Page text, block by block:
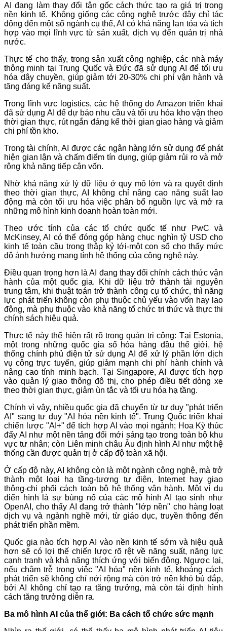
AI đang làm thay đổi tận gốc cách thức tạo ra giá trị trong
nền kinh tế. Không giống các công nghệ trước đây chỉ tác
động đến một số ngành cụ thể, AI có khả năng lan tỏa và tích
hợp vào mọi lĩnh vực từ sản xuất, dịch vụ đến quản trị nhà
nước.
Thực tế cho thấy, trong sản xuất công nghiệp, các nhà máy
thông minh tại Trung Quốc và Đức đã sử dụng AI để tối ưu
hóa dây chuyền, giúp giảm tới 20-30% chi phí vận hành và
tăng đáng kể năng suất.
Trong lĩnh vực logistics, các hệ thống do Amazon triển khai
đã sử dụng AI để dự báo nhu cầu và tối ưu hóa kho vận theo
thời gian thực, rút ngắn đáng kể thời gian giao hàng và giảm
chi phí tồn kho.
Trong tài chính, AI được các ngân hàng lớn sử dụng để phát
hiện gian lận và chấm điểm tín dụng, giúp giảm rủi ro và mở
rộng khả năng tiếp cận vốn.
Nhờ khả năng xử lý dữ liệu ở quy mô lớn và ra quyết định
theo thời gian thực, AI không chỉ nâng cao năng suất lao
động mà còn tối ưu hóa việc phân bổ nguồn lực và mở ra
những mô hình kinh doanh hoàn toàn mới.
Theo ước tính của các tổ chức quốc tế như PwC và
McKinsey, AI có thể đóng góp hàng chục nghìn tỷ USD cho
kinh tế toàn cầu trong thập kỷ tới-một con số cho thấy mức
độ ảnh hưởng mang tính hệ thống của công nghệ này.
Điều quan trọng hơn là AI đang thay đổi chính cách thức vận
hành của một quốc gia. Khi dữ liệu trở thành tài nguyên
trung tâm, khi thuật toán trở thành công cụ tổ chức, thì năng
lực phát triển không còn phụ thuộc chủ yếu vào vốn hay lao
động, mà phụ thuộc vào khả năng tổ chức tri thức và thực thi
chính sách hiệu quả.
Thực tế này thể hiện rất rõ trong quản trị công: Tại Estonia,
một trong những quốc gia số hóa hàng đầu thế giới, hệ
thống chính phủ điện tử sử dụng AI để xử lý phần lớn dịch
vụ công trực tuyến, giúp giảm mạnh chi phí hành chính và
nâng cao tính minh bạch. Tại Singapore, AI được tích hợp
vào quản lý giao thông đô thị, cho phép điều tiết dòng xe
theo thời gian thực, giảm ùn tắc và tối ưu hóa hạ tầng.
Chính vì vậy, nhiều quốc gia đã chuyển từ tư duy "phát triển
AI" sang tư duy "AI hóa nền kinh tế". Trung Quốc triển khai
chiến lược "AI+" để tích hợp AI vào mọi ngành; Hoa Kỳ thúc
đẩy AI như một nền tảng đổi mới sáng tạo trong toàn bộ khu
vực tư nhân; còn Liên minh châu Âu định hình AI như một hệ
thống cần được quản trị ở cấp độ toàn xã hội.
Ở cấp độ này, AI không còn là một ngành công nghệ, mà trở
thành một loại hạ tầng-tương tự điện, Internet hay giao
thông-chi phối cách toàn bộ hệ thống vận hành. Một ví dụ
điển hình là sự bùng nổ của các mô hình AI tạo sinh như
OpenAI, cho thấy AI đang trở thành "lớp nền" cho hàng loạt
dịch vụ và ngành nghề mới, từ giáo dục, truyền thông đến
phát triển phần mềm.
Quốc gia nào tích hợp AI vào nền kinh tế sớm và hiệu quả
hơn sẽ có lợi thế chiến lược rõ rệt về năng suất, năng lực
cạnh tranh và khả năng thích ứng với biến động. Ngược lại,
nếu chậm trễ trong việc "AI hóa" nền kinh tế, khoảng cách
phát triển sẽ không chỉ nới rộng mà còn trở nên khó bù đắp,
bởi AI không chỉ tạo ra tăng trưởng, mà còn tái định hình
cách tăng trưởng diễn ra.
Ba mô hình AI của thế giới: Ba cách tổ chức sức mạnh